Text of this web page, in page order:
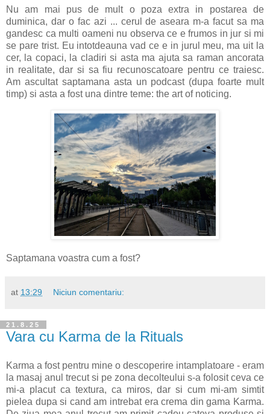
Nu am mai pus de mult o poza extra in postarea de
duminica, dar o fac azi ... cerul de aseara m-a facut sa ma
gandesc ca multi oameni nu observa ce e frumos in jur si mi
se pare trist. Eu intotdeauna vad ce e in jurul meu, ma uit la
cer, la copaci, la cladiri si asta ma ajuta sa raman ancorata
in realitate, dar si sa fiu recunoscatoare pentru ce traiesc.
Am ascultat saptamana asta un podcast (dupa foarte mult
timp) si asta a fost una dintre teme: the art of noticing.
Saptamana voastra cum a fost?
at 13:29 Niciun comentariu:
21.8.25
Vara cu Karma de la Rituals
Karma a fost pentru mine o descoperire intamplatoare - eram
la masaj anul trecut si pe zona decolteului s-a folosit ceva ce
mi-a placut ca textura, ca miros, dar si cum mi-am simtit
pielea dupa si cand am intrebat era crema din gama Karma.